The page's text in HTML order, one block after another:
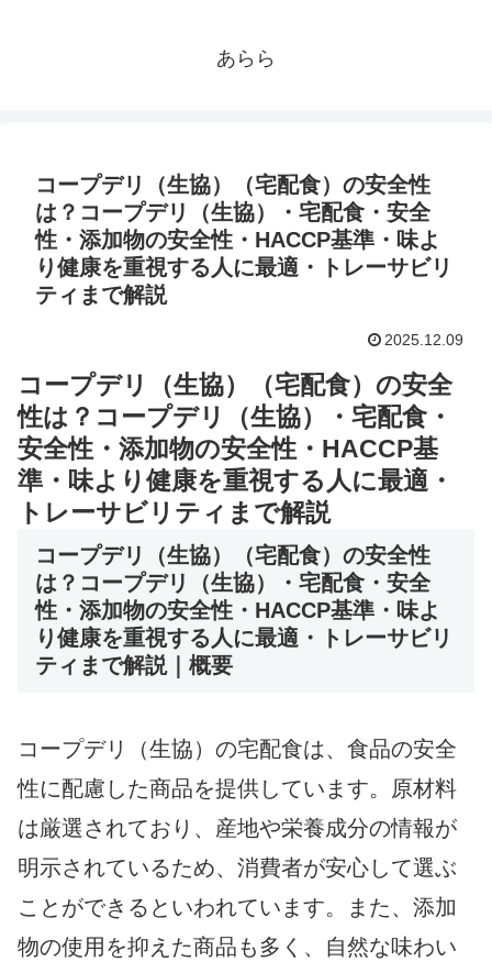
あらら
コープデリ（生協）（宅配食）の安全性
は？コープデリ（生協）・宅配食・安全
性・添加物の安全性・HACCP基準・味よ
り健康を重視する人に最適・トレーサビリ
ティまで解説
2025.12.09
コープデリ（生協）（宅配食）の安全
性は？コープデリ（生協）・宅配食・
安全性・添加物の安全性・HACCP基
準・味より健康を重視する人に最適・
トレーサビリティまで解説
コープデリ（生協）（宅配食）の安全性
は？コープデリ（生協）・宅配食・安全
性・添加物の安全性・HACCP基準・味よ
り健康を重視する人に最適・トレーサビリ
ティまで解説｜概要
コープデリ（生協）の宅配食は、食品の安全
性に配慮した商品を提供しています。原材料
は厳選されており、産地や栄養成分の情報が
明示されているため、消費者が安心して選ぶ
ことができるといわれています。また、添加
物の使用を抑えた商品も多く、自然な味わい